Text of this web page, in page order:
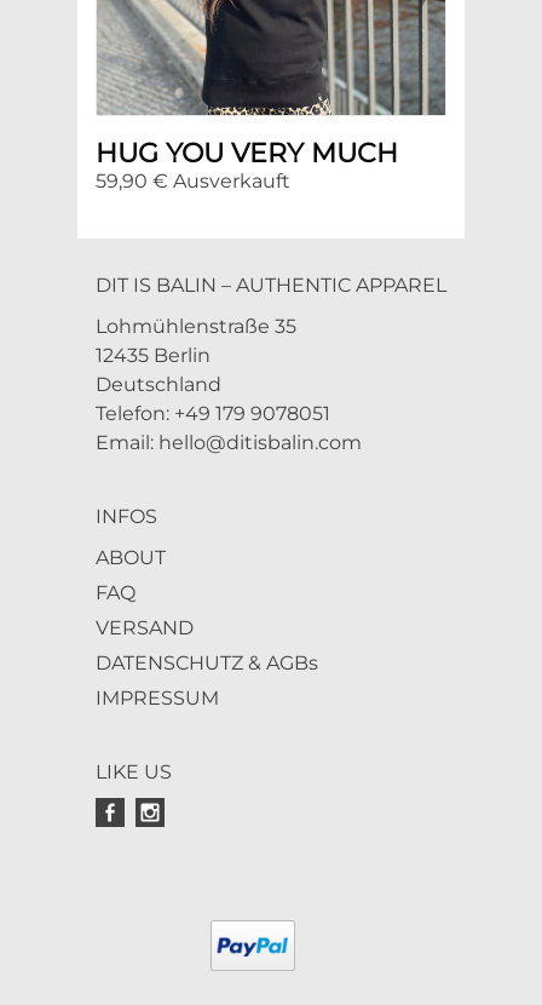
HUG YOU VERY MUCH
59,90 € Ausverkauft
DIT IS BALIN – AUTHENTIC APPAREL
Lohmühlenstraße 35
12435 Berlin
Deutschland
Telefon: +49 179 9078051
Email: hello@ditisbalin.com
INFOS
ABOUT
FAQ
VERSAND
DATENSCHUTZ & AGBs
IMPRESSUM
LIKE US